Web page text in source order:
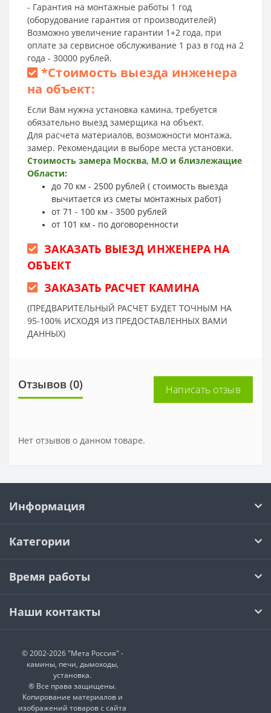
- Гарантия на монтажные работы 1 год
(оборудование гарантия от производителей)
Возможно увеличение гарантии 1+2 года, при
оплате за сервисное обслуживание 1 раз в год на 2
года - 30000 рублей.
*Стоимость выезда инженера
на объект:
Если Вам нужна установка камина, требуется
обязательно выезд замерщика на объект.
Для расчета материалов, возможности монтажа,
замер. Рекомендации в выборе места установки.
Стоимость замера Москва, М.О и близлежащие
Области:
до 70 км - 2500 рублей ( стоимость выезда
вычитается из сметы монтажных работ)
от 71 - 100 км - 3500 рублей
от 101 км - по договоренности
ЗАКАЗАТЬ ВЫЕЗД ИНЖЕНЕРА НА
ОБЪЕКТ
ЗАКАЗАТЬ РАСЧЕТ КАМИНА
(ПРЕДВАРИТЕЛЬНЫЙ РАСЧЕТ БУДЕТ ТОЧНЫМ НА
95-100% ИСХОДЯ ИЗ ПРЕДОСТАВЛЕННЫХ ВАМИ
ДАННЫХ)
Отзывов (0) Написать отзыв
Нет отзывов о данном товаре.
Информация
Категории
Время работы
Наши контакты
© 2002-2026 "Мета Россия" -
камины, печи, дымоходы,
установка.
® Все права защищены.
Копирование материалов и
изображений товаров с сайта